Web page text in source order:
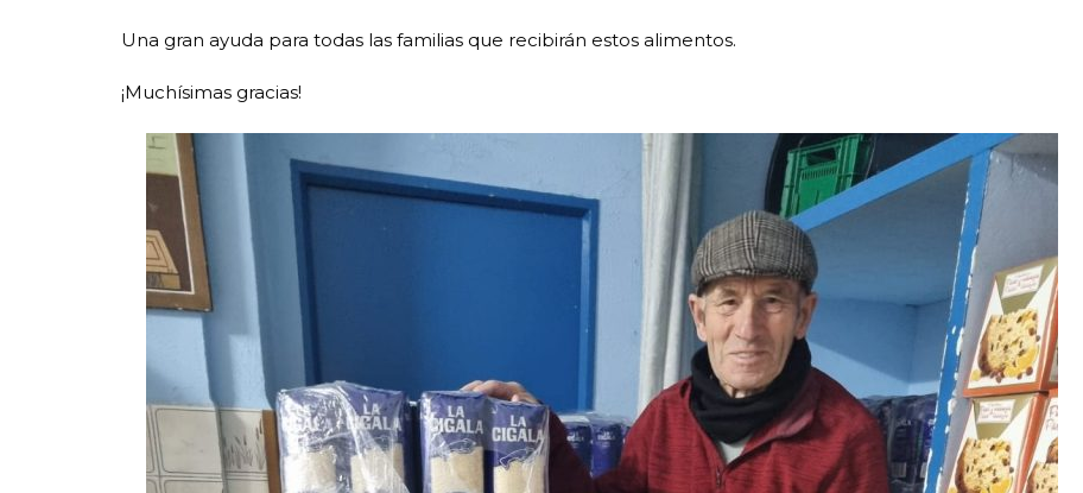
Una gran ayuda para todas las familias que recibirán estos alimentos.
¡Muchísimas gracias!